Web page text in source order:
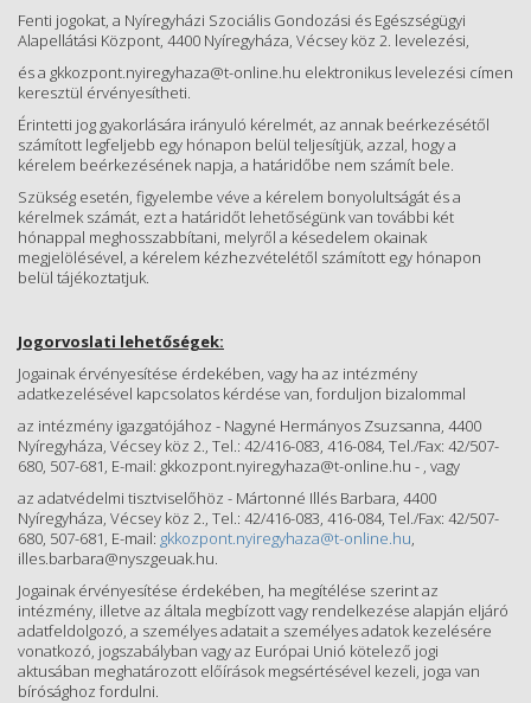
Fenti jogokat, a Nyíregyházi Szociális Gondozási és Egészségügyi
Alapellátási Központ, 4400 Nyíregyháza, Vécsey köz 2. levelezési,
és a gkkozpont.nyiregyhaza@t-online.hu elektronikus levelezési címen
keresztül érvényesítheti.
Érintetti jog gyakorlására irányuló kérelmét, az annak beérkezésétől
számított legfeljebb egy hónapon belül teljesítjük, azzal, hogy a
kérelem beérkezésének napja, a határidőbe nem számít bele.
Szükség esetén, figyelembe véve a kérelem bonyolultságát és a
kérelmek számát, ezt a határidőt lehetőségünk van további két
hónappal meghosszabbítani, melyről a késedelem okainak
megjelölésével, a kérelem kézhezvételétől számított egy hónapon
belül tájékoztatjuk.
Jogorvoslati lehetőségek:
Jogainak érvényesítése érdekében, vagy ha az intézmény
adatkezelésével kapcsolatos kérdése van, forduljon bizalommal
az intézmény igazgatójához - Nagyné Hermányos Zsuzsanna, 4400
Nyíregyháza, Vécsey köz 2., Tel.: 42/416-083, 416-084, Tel./Fax: 42/507-
680, 507-681, E-mail: gkkozpont.nyiregyhaza@t-online.hu - , vagy
az adatvédelmi tisztviselőhöz - Mártonné Illés Barbara, 4400
Nyíregyháza, Vécsey köz 2., Tel.: 42/416-083, 416-084, Tel./Fax: 42/507-
680, 507-681, E-mail: gkkozpont.nyiregyhaza@t-online.hu,
illes.barbara@nyszgeuak.hu.
Jogainak érvényesítése érdekében, ha megítélése szerint az
intézmény, illetve az általa megbízott vagy rendelkezése alapján eljáró
adatfeldolgozó, a személyes adatait a személyes adatok kezelésére
vonatkozó, jogszabályban vagy az Európai Unió kötelező jogi
aktusában meghatározott előírások megsértésével kezeli, joga van
bírósághoz fordulni.